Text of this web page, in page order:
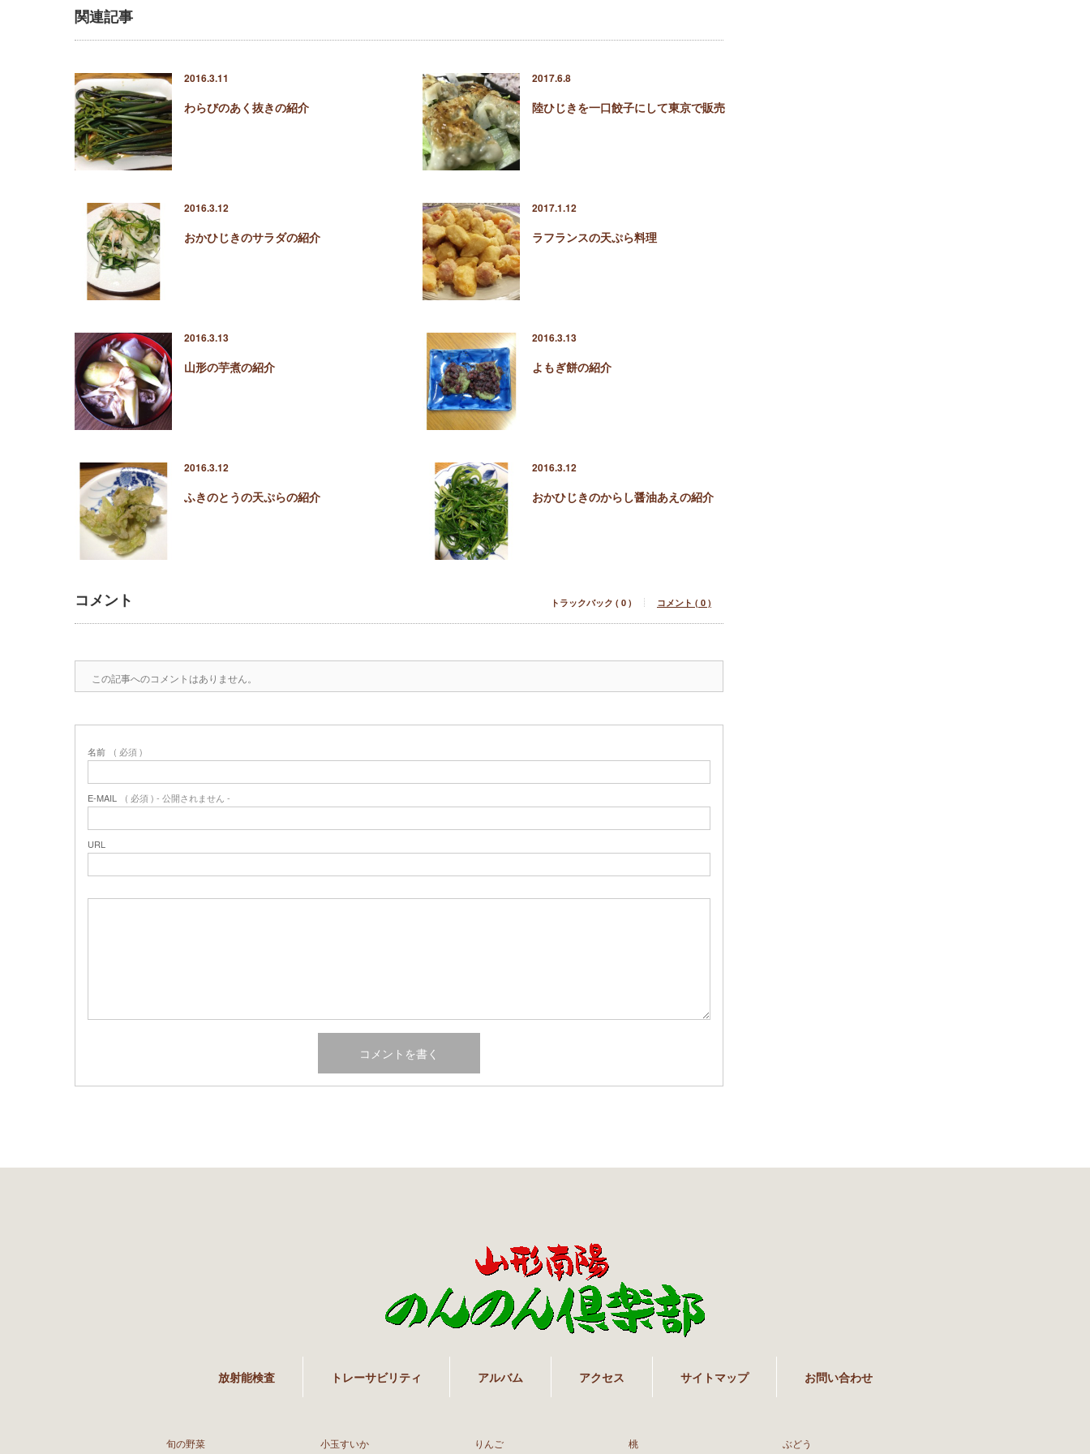
関連記事
2016.3.11
わらびのあく抜きの紹介
2017.6.8
陸ひじきを一口餃子にして東京で販売
2016.3.12
おかひじきのサラダの紹介
2017.1.12
ラフランスの天ぷら料理
2016.3.13
山形の芋煮の紹介
2016.3.13
よもぎ餅の紹介
2016.3.12
ふきのとうの天ぷらの紹介
2016.3.12
おかひじきのからし醤油あえの紹介
コメント トラックバック ( 0 ) コメント ( 0 )
この記事へのコメントはありません。
名前 ( 必須 )
E-MAIL ( 必須 ) - 公開されません -
URL
放射能検査 トレーサビリティ アルバム アクセス サイトマップ お問い合わせ
旬の野菜 小玉すいか りんご 桃 ぶどう